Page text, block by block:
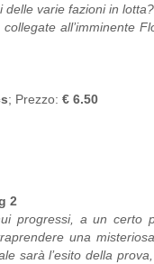
delle varie fazioni in
all’imminente
; Prezzo: € 6.50
2
progressi, a un certo
una
sarà l’esito della